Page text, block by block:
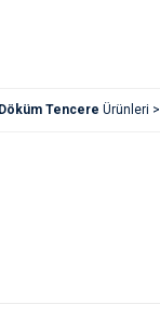
Döküm Tencere Ürünleri >